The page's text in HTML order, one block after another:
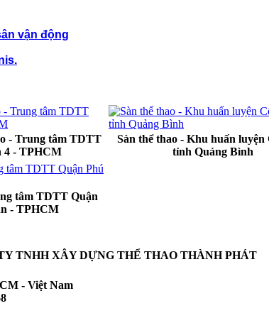
vận động
- Trung tâm TDTT
4 - TPHCM
Sàn thể thao - Khu huấn luyện
tỉnh Quảng Bình
tâm TDTT Quận
- TPHCM
TNHH XÂY DỰNG THỂ THAO THÀNH PHÁT
- Việt Nam